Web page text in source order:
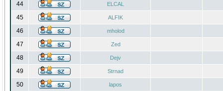
44 ELCAL
45 ALFIK
46 mholod
47 Zed
48 Dejv
49 Strnad
50 lapos